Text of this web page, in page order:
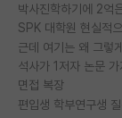
SPK 대학원 현실적
근데 여기는 왜 그렇
석사가 1저자 논문
면접 복장
편입생 학부연구생